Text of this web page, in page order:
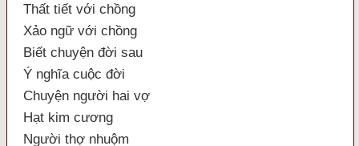
Thất tiết với chồng
Xảo ngữ với chồng
Biết chuyện đời sau
Ý nghĩa cuộc đời
Chuyện người hai vợ
Hạt kim cương
Người thợ nhuộm